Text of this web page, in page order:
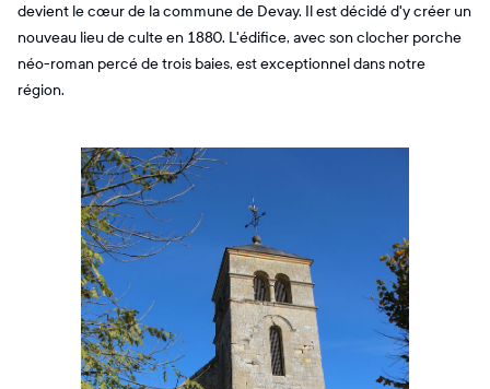
devient le cœur de la commune de Devay. Il est décidé d'y créer un
nouveau lieu de culte en 1880. L'édifice, avec son clocher porche
néo-roman percé de trois baies, est exceptionnel dans notre
région.